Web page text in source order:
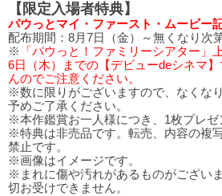
【限定入場者特典】
パウっとマイ・ファースト・ムービー
配布期間：8月7日（金）～無くなり次
※
「パウっと！ファミリーシアター」
6日（木）までの【デビューdeシネマ
んのでご注意ください。
※数に限りがございますので、なくな
予めご了承ください。
※本作鑑賞お一人様につき、1枚プレゼ
※特典は非売品です。転売、内容の複
禁止です。
※画像はイメージです。
※まれに傷や汚れがあるものがござい
切お受けできません。